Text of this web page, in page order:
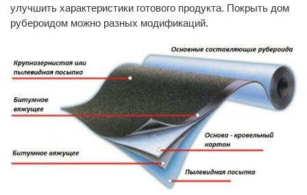
улучшить характеристики готового продукта. Покрыть дом
рубероидом можно разных модификаций.